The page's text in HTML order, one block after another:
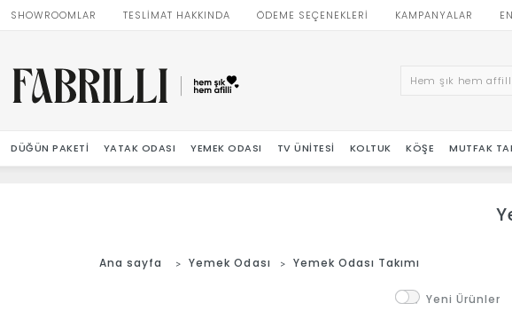
SHOWROOMLAR TESLİMAT HAKKINDA ÖDEME SEÇENEKLERİ KAMPANYALAR
DÜĞÜN PAKETI YATAK ODASI YEMEK ODASI TV ÜNITESI KOLTUK KÖŞE MUTFAK
Ana sayfa Yemek Odası Yemek Odası Takımı
Yeni Ürünler